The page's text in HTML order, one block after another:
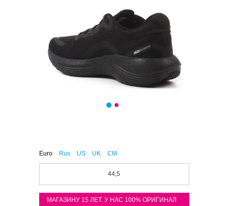
Euro Rus US UK CM
44,5
МАГАЗИНУ 15 ЛЕТ. У НАС 100% ОРИГИНАЛ